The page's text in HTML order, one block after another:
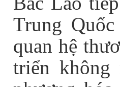
Trung
quan hệ
triển không